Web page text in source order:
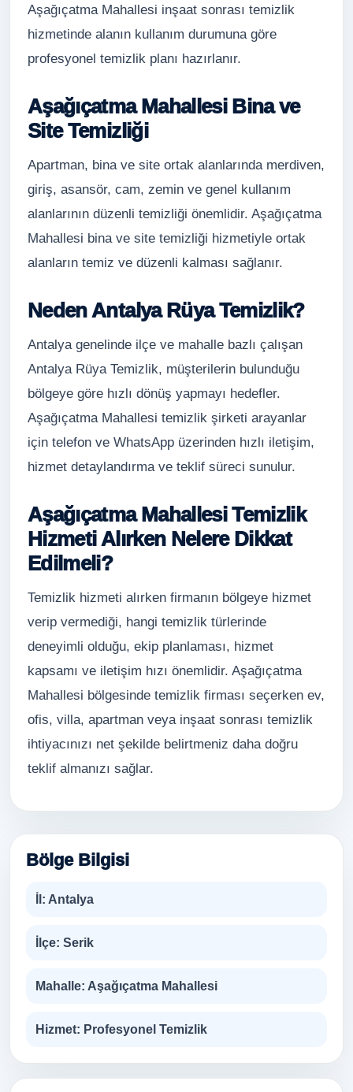
Aşağıçatma Mahallesi inşaat sonrası temizlik
hizmetinde alanın kullanım durumuna göre
profesyonel temizlik planı hazırlanır.
Aşağıçatma Mahallesi Bina ve
Site Temizliği
Apartman, bina ve site ortak alanlarında merdiven,
giriş, asansör, cam, zemin ve genel kullanım
alanlarının düzenli temizliği önemlidir. Aşağıçatma
Mahallesi bina ve site temizliği hizmetiyle ortak
alanların temiz ve düzenli kalması sağlanır.
Neden Antalya Rüya Temizlik?
Antalya genelinde ilçe ve mahalle bazlı çalışan
Antalya Rüya Temizlik, müşterilerin bulunduğu
bölgeye göre hızlı dönüş yapmayı hedefler.
Aşağıçatma Mahallesi temizlik şirketi arayanlar
için telefon ve WhatsApp üzerinden hızlı iletişim,
hizmet detaylandırma ve teklif süreci sunulur.
Aşağıçatma Mahallesi Temizlik
Hizmeti Alırken Nelere Dikkat
Edilmeli?
Temizlik hizmeti alırken firmanın bölgeye hizmet
verip vermediği, hangi temizlik türlerinde
deneyimli olduğu, ekip planlaması, hizmet
kapsamı ve iletişim hızı önemlidir. Aşağıçatma
Mahallesi bölgesinde temizlik firması seçerken ev,
ofis, villa, apartman veya inşaat sonrası temizlik
ihtiyacınızı net şekilde belirtmeniz daha doğru
teklif almanızı sağlar.
Bölge Bilgisi
İl: Antalya
İlçe: Serik
Mahalle: Aşağıçatma Mahallesi
Hizmet: Profesyonel Temizlik